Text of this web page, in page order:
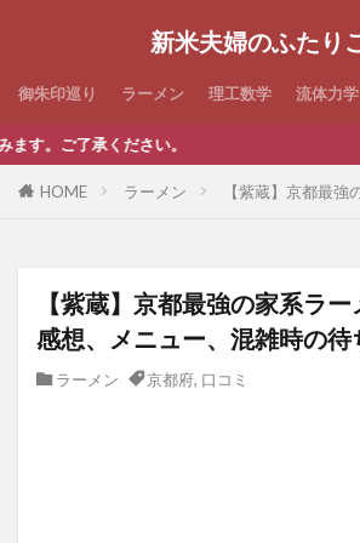
新米夫婦のふたり
御朱印巡り ラーメン 理工数学 流体力学
い。
HOME ラーメン 【紫蔵】京都最
【紫蔵】京都最強の家系ラ
感想、メニュー、混雑時の待
ラーメン 京都府, 口コミ